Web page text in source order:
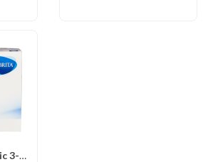
Filterpatroon Classic 3-pack